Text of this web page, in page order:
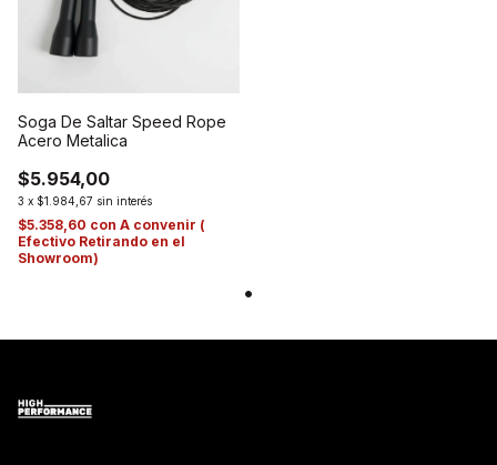
Soga De Saltar Speed Rope
Acero Metalica
$5.954,00
3 x $1.984,67 sin interés
$5.358,60 con A convenir (
Efectivo Retirando en el
Showroom)